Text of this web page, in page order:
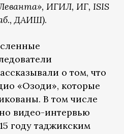
ИГИЛ, ИГ, ISIS
ДАИШ).
о том, что
«Озоди», которые
В том числе
видео-интервью
году таджикским